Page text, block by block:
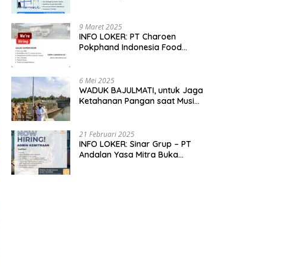
9 Maret 2025
INFO LOKER: PT Charoen
Pokphand Indonesia Food
6 Mei 2025
WADUK BAJULMATI, untuk Jaga
Ketahanan Pangan saat Musim
21 Februari 2025
INFO LOKER: Sinar Grup – PT
Andalan Yasa Mitra Buka